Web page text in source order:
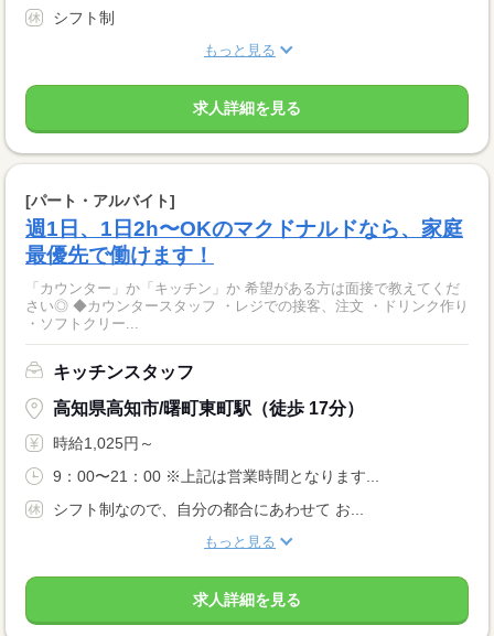
シフト制
もっと見る
求人詳細を見る
[パート・アルバイト]
週1日、1日2h〜OKのマクドナルドなら、家庭
最優先で働けます！
「カウンター」か「キッチン」か 希望がある方は面接で教えてくだ
さい◎ ◆カウンタースタッフ ・レジでの接客、注文 ・ドリンク作り
・ソフトクリー...
キッチンスタッフ
高知県高知市/曙町東町駅（徒歩 17分）
時給1,025円～
9：00〜21：00 ※上記は営業時間となります...
シフト制なので、自分の都合にあわせて お...
もっと見る
求人詳細を見る